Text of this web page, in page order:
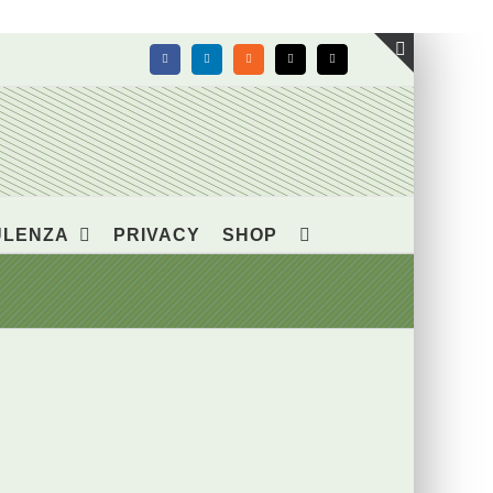
FacebookLinkedIn Rss X Email
PRIVACY SHOP
Toggle
area
barra
scorrevole